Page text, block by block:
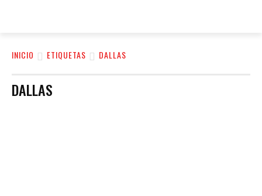
INICIO ETIQUETAS DALLAS
DALLAS